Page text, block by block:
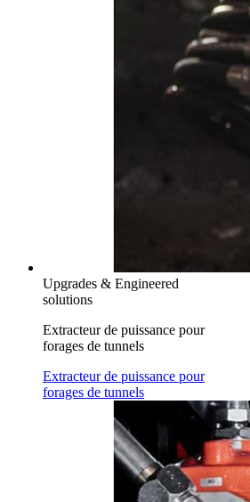
Upgrades & Engineered
solutions
Extracteur de puissance pour
forages de tunnels
Extracteur de puissance pour
forages de tunnels